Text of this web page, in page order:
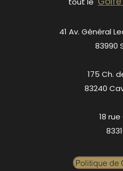
41 Av. Général
83990
175 Ch.
83240
18
Politique de